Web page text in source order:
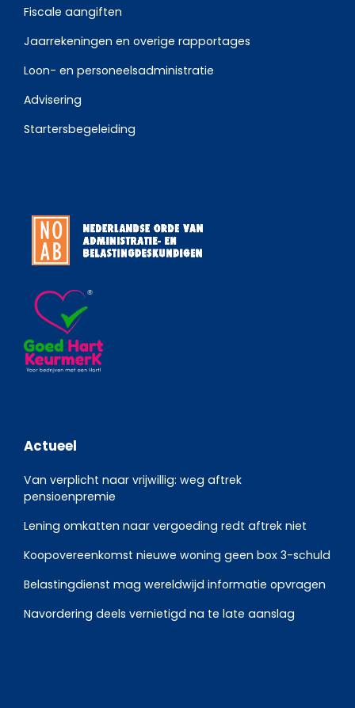
Fiscale aangiften
Jaarrekeningen en overige rapportages
Loon- en personeelsadministratie
Advisering
Startersbegeleiding
Actueel
Van verplicht naar vrijwillig: weg aftrek
pensioenpremie
Lening omkatten naar vergoeding redt aftrek niet
Koopovereenkomst nieuwe woning geen box 3-schuld
Belastingdienst mag wereldwijd informatie opvragen
Navordering deels vernietigd na te late aanslag